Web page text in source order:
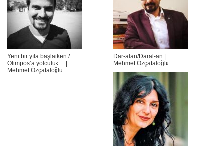
Yeni bir yıla başlarken /
Olimpos’a yolculuk… |
Mehmet Özçataloğlu
Dar-alan/Daral-an |
Mehmet Özçataloğlu